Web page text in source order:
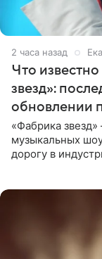
2 часа назад
Что
звезд»:
обновлении
«Фабрика
музыкальных
дорогу в